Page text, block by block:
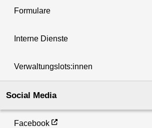
Formulare
Interne Dienste
Verwaltungslots:innen
Social Media
Facebook